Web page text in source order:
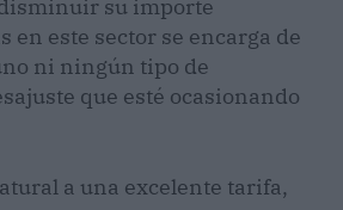
su importe
en este sector se encarga de
ni ningún tipo de
que esté ocasionando
a una excelente tarifa,